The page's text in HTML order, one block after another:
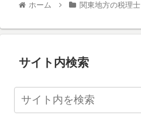
ホーム 関東地方の税理士
サイト内検索